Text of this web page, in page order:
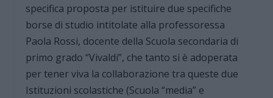
specifica proposta per istituire due specifiche
borse di studio intitolate alla professoressa
Paola Rossi, docente della Scuola secondaria di
primo grado “Vivaldi”, che tanto si è adoperata
per tener viva la collaborazione tra queste due
Istituzioni scolastiche (Scuola “media” e